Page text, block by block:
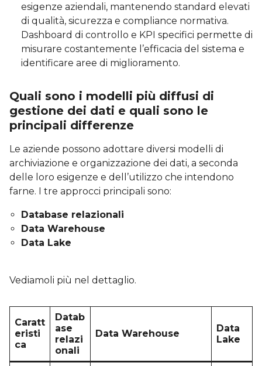
esigenze aziendali, mantenendo standard elevati
di qualità, sicurezza e compliance normativa.
Dashboard di controllo e KPI specifici permette di
misurare costantemente l’efficacia del sistema e
identificare aree di miglioramento.
Quali sono i modelli più diffusi di
gestione dei dati e quali sono le
principali differenze
Le aziende possono adottare diversi modelli di
archiviazione e organizzazione dei dati, a seconda
delle loro esigenze e dell’utilizzo che intendono
farne. I tre approcci principali sono:
Database relazionali
Data Warehouse
Data Lake
Vediamoli più nel dettaglio.
Caratt
eristi
ca
Datab
ase
relazi
onali
Data Warehouse
Data
Lake